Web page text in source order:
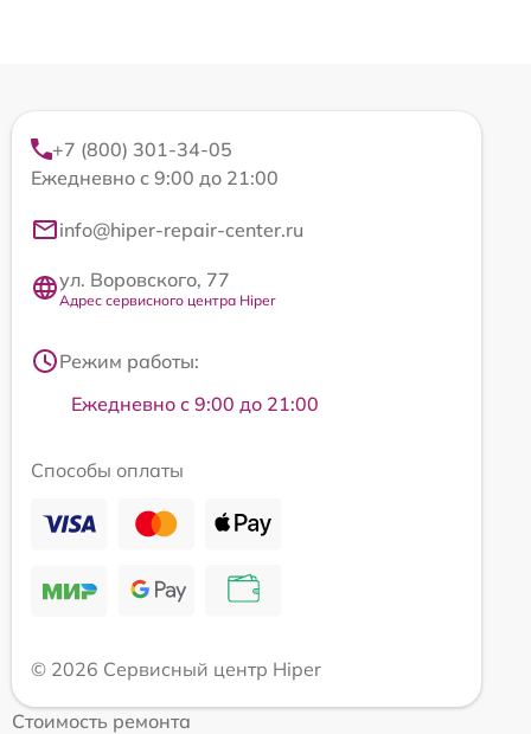
+7 (800) 301-34-05
Ежедневно с 9:00 до 21:00
info@hiper-repair-center.ru
ул. Воровского, 77
Адрес сервисного центра Hiper
Режим работы:
Ежедневно с 9:00 до 21:00
Способы оплаты
© 2026 Сервисный центр Hiper
Стоимость ремонта